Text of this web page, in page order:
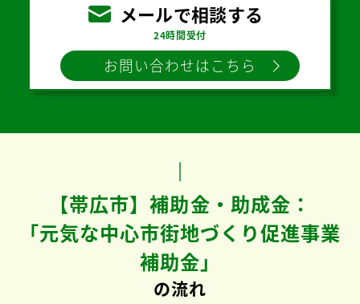
メールで相談する
24時間受付
お問い合わせはこちら
【帯広市】補助金・助成金：
「元気な中心市街地づくり促進事業
補助金」
の流れ